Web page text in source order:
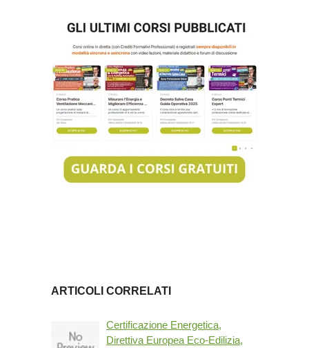
ARTICOLI CORRELATI
Certificazione Energetica,
Direttiva Europea Eco-Edilizia,